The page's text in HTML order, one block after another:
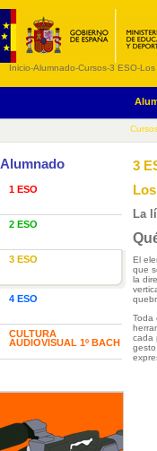
Inicio-Alumnado-Cursos-3 ESO-Los
Alumnado
1 ESO
2 ESO
3 ESO
4 ESO
CULTURA
AUDIOVISUAL 1º BACH
3
La
El
que
la
Toda
cada